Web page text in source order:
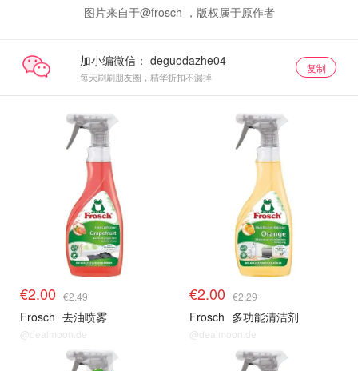
图片来自于@frosch ，版权属于原作者
加小编微信：
每天刷刷朋友圈，精华折扣不漏掉
复制
€2.00 €2.49
Frosch 去油喷雾
@dealmoon.de
€2.00 €2.29
Frosch 多功能清洁剂
@dealmoon.de